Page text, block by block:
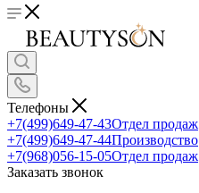
Телефоны
+7(499)649-47-43Отдел продаж
+7(499)649-47-44Производство
+7(968)056-15-05Отдел продаж
Заказать звонок